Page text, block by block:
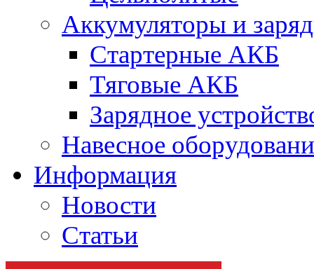
Аккумуляторы и
Стартерные АКБ
Тяговые АКБ
Зарядное
Навесное
Информация
Новости
Статьи